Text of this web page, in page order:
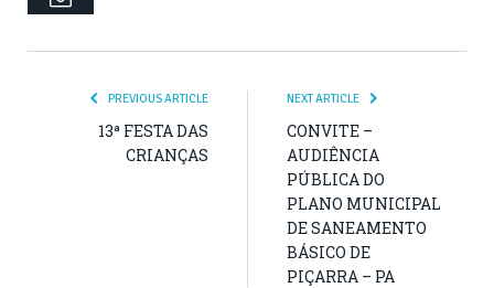
PREVIOUS ARTICLE
13ª FESTA DAS
CRIANÇAS
NEXT ARTICLE
CONVITE –
AUDIÊNCIA
PÚBLICA DO
PLANO MUNICIPAL
DE SANEAMENTO
BÁSICO DE
PIÇARRA – PA